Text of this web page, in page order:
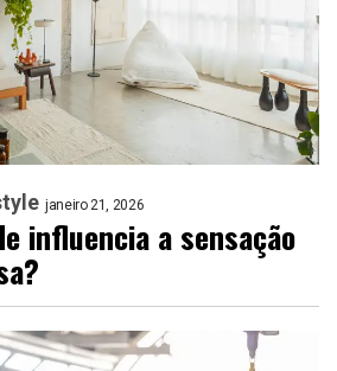
janeiro 21, 2026
influencia a sensação